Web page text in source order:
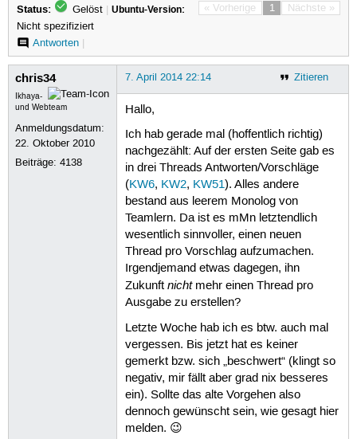
« Vorherige 1 Nächste »
Status: Gelöst | Ubuntu-Version:
Nicht spezifiziert
Antworten|
chris34
Ikhaya-
und Webteam
Anmeldungsdatum:
22. Oktober 2010
Beiträge:4138
Zitieren
7. April 2014 22:14
Hallo,
Ich hab gerade mal (hoffentlich richtig)
nachgezählt: Auf der ersten Seite gab es
in drei Threads Antworten/Vorschläge
(KW6, KW2, KW51). Alles andere
bestand aus leerem Monolog von
Teamlern. Da ist es mMn letztendlich
wesentlich sinnvoller, einen neuen
Thread pro Vorschlag aufzumachen.
Irgendjemand etwas dagegen, ihn
Zukunft nichtmehr einen Thread pro
Ausgabe zu erstellen?
Letzte Woche hab ich es btw. auch mal
vergessen. Bis jetzt hat es keiner
gemerkt bzw. sich „beschwert“ (klingt so
negativ, mir fällt aber grad nix besseres
ein). Sollte das alte Vorgehen also
dennoch gewünscht sein, wie gesagt hier
melden. 😉